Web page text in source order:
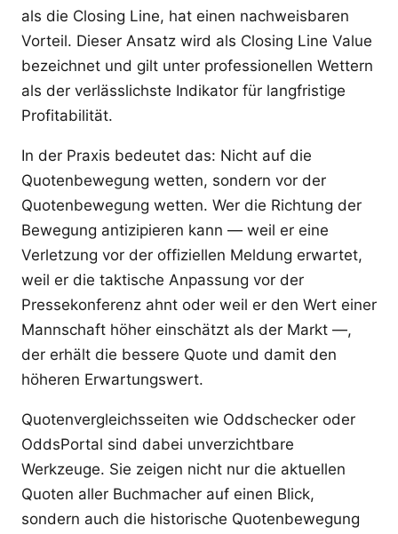
als die Closing Line, hat einen nachweisbaren
Vorteil. Dieser Ansatz wird als Closing Line Value
bezeichnet und gilt unter professionellen Wettern
als der verlässlichste Indikator für langfristige
Profitabilität.
In der Praxis bedeutet das: Nicht auf die
Quotenbewegung wetten, sondern vor der
Quotenbewegung wetten. Wer die Richtung der
Bewegung antizipieren kann — weil er eine
Verletzung vor der offiziellen Meldung erwartet,
weil er die taktische Anpassung vor der
Pressekonferenz ahnt oder weil er den Wert einer
Mannschaft höher einschätzt als der Markt —,
der erhält die bessere Quote und damit den
höheren Erwartungswert.
Quotenvergleichsseiten wie Oddschecker oder
OddsPortal sind dabei unverzichtbare
Werkzeuge. Sie zeigen nicht nur die aktuellen
Quoten aller Buchmacher auf einen Blick,
sondern auch die historische Quotenbewegung